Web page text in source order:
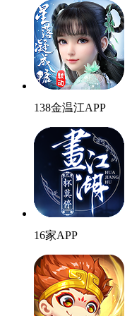
138金温江APP
16家APP